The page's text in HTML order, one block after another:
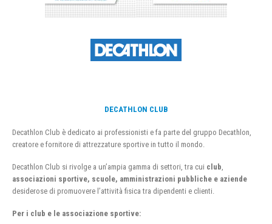
DECATHLON CLUB
Decathlon Club è dedicato ai professionisti e fa parte del gruppo Decathlon,
creatore e fornitore di attrezzature sportive in tutto il mondo.
Decathlon Club si rivolge a un’ampia gamma di settori, tra cui club
associazioni sportive, scuole, amministrazioni pubbliche e aziende
desiderose di promuovere l’attività fisica tra dipendenti e clienti.
Per i club e le associazione sportive: